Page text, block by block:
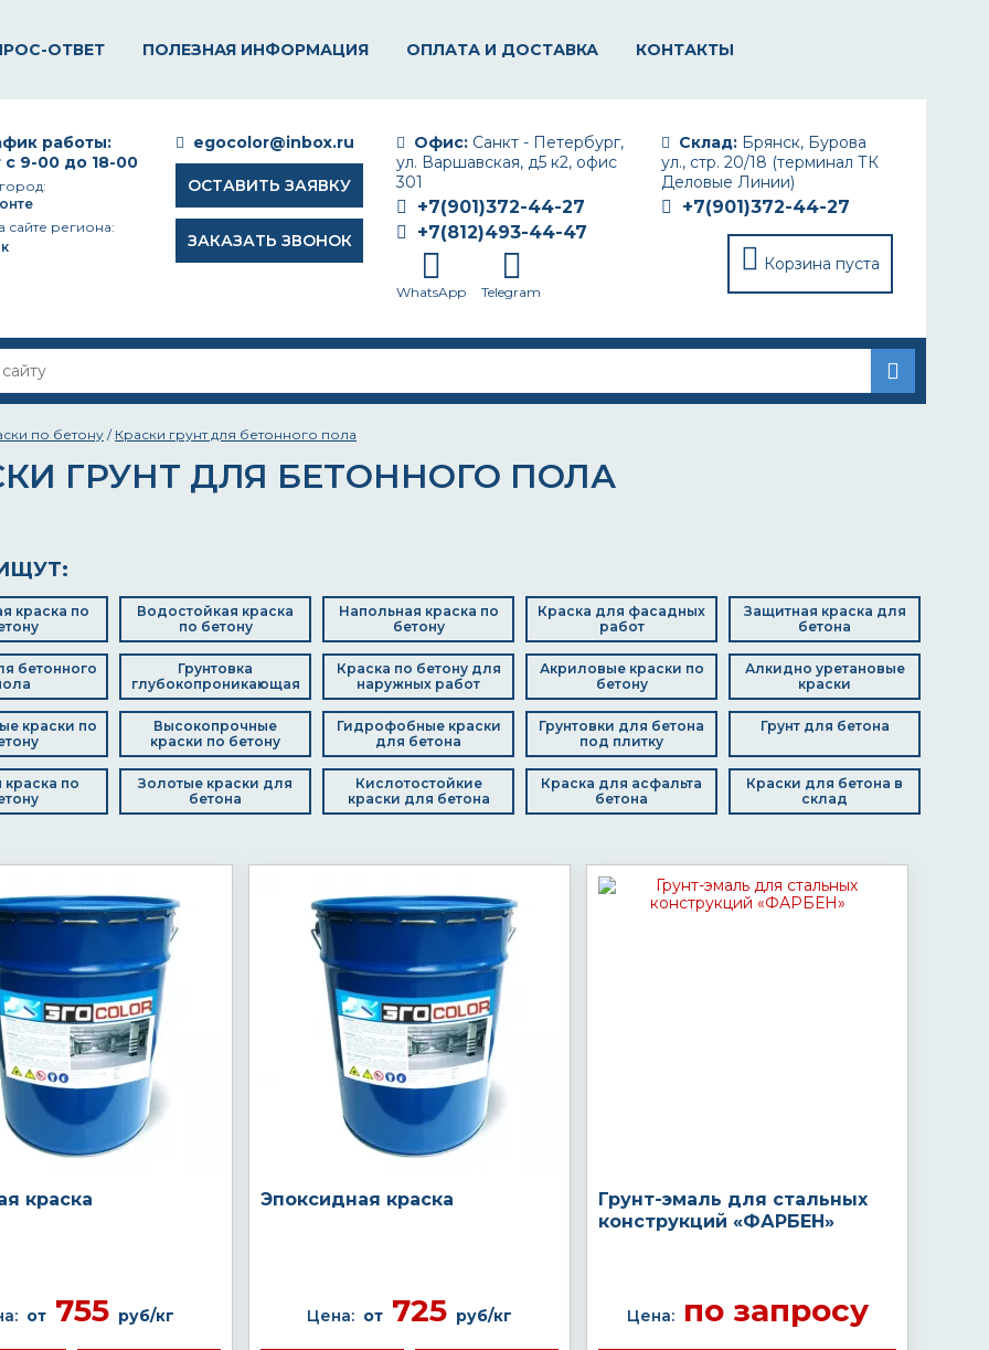
ОТВЕТ ПОЛЕЗНАЯ ИНФОРМАЦИЯ ОПЛАТА И ДОСТАВКА КОНТАКТЫ
Склад: Брянск, Бурова
ул., стр. 20/18 (терминал ТК
Деловые Линии)
+7(901)372-44-27
Корзина пуста
Офис: Санкт - Петербург,
ул. Варшавская, д5 к2, офис
301
+7(901)372-44-27
+7(812)493-44-47
WhatsApp Telegram
egocolor@inbox.ru
ОСТАВИТЬ ЗАЯВКУ
ЗАКАЗАТЬ ЗВОНОК
работы:
с 9-00 до 18-00
сайте региона:
по бетону / Краски грунт для бетонного пола
ГРУНТ ДЛЯ БЕТОННОГО ПОЛА
краска по
Водостойкая краска
по бетону
Напольная краска по
бетону
Краска для фасадных
работ
Защитная краска для
бетона
бетонного
Грунтовка
глубокопроникающая
Краска по бетону для
наружных работ
Акриловые краски по
бетону
Алкидно уретановые
краски
краски по
Высокопрочные
краски по бетону
Гидрофобные краски
для бетона
Грунтовки для бетона
под плитку
Грунт для бетона
по
Золотые краски для
бетона
Кислотостойкие
краски для бетона
Краска для асфальта
бетона
Краски для бетона в
склад
краска
от755 руб/кг
Эпоксидная краска
Цена: от 725 руб/кг
Грунт-эмаль для стальных
конструкций «ФАРБЕН»
Цена:по запросу